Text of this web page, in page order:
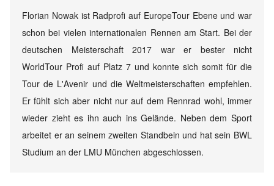
Florian Nowak ist Radprofi auf EuropeTour Ebene und war
schon bei vielen internationalen Rennen am Start. Bei der
deutschen Meisterschaft 2017 war er bester nicht
WorldTour Profi auf Platz 7 und konnte sich somit für die
Tour de L'Avenir und die Weltmeisterschaften empfehlen.
Er fühlt sich aber nicht nur auf dem Rennrad wohl, immer
wieder zieht es ihn auch ins Gelände. Neben dem Sport
arbeitet er an seinem zweiten Standbein und hat sein BWL
Studium an der LMU München abgeschlossen.